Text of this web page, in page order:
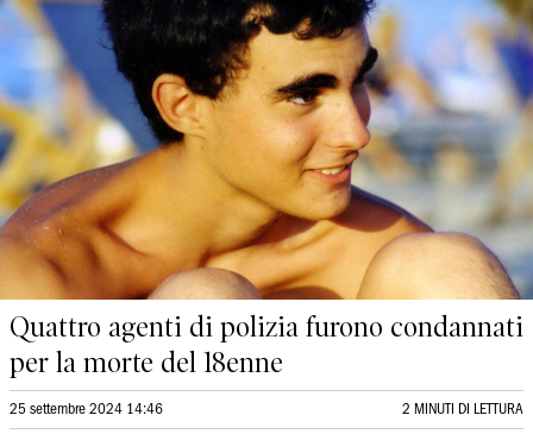
Quattro agenti di polizia furono condannati
per la morte del 18enne
25 settembre 2024 14:46 2 MINUTI DI LETTURA